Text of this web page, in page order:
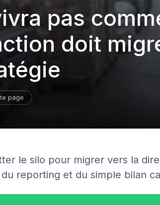
pas
doit
page
le silo pour migrer vers la
reporting et du simple bilan